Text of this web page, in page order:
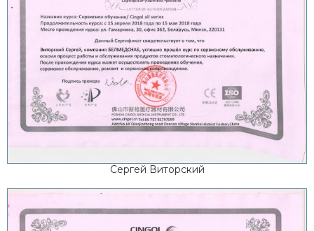
Сергей Виторский